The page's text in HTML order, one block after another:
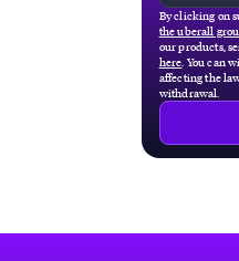
By clicking on
the uberall
our products,
here . You can
affecting the
withdrawal.